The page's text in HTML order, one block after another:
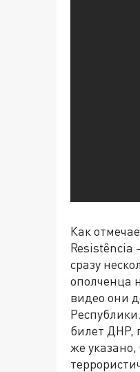
Как
Resistência
сразу
ополченца
видео они
билет ДНР,
же указано,